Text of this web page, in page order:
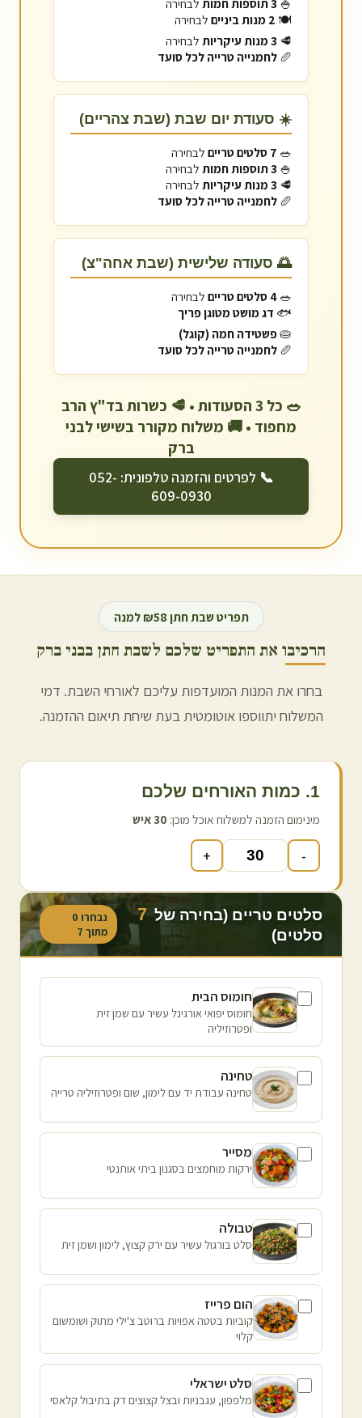
🍚 3 תוספות חמות
לבחירה
🍽️ 2 מנות ביניים
לבחירה
🥩 3 מנות עיקריות
לבחירה
🥖 לחמנייה טרייה לכל סועד
☀️ סעודת יום שבת (שבת צהריים)
🥗 7 סלטים טריים
לבחירה
🍚 3 תוספות חמות
לבחירה
🥩 3 מנות עיקריות
לבחירה
🥖 לחמנייה טרייה לכל סועד
🌅 סעודה שלישית (שבת אחה"צ)
🥗 4 סלטים טריים
לבחירה
🐟 דג מושט מטוגן פריך
🥧פשטידה חמה (קוגל)
🥖 לחמנייה טרייה לכל סועד
🥗 כל 3 הסעודות • 🥩 כשרות בד"ץ הרב
מחפוד • 🚚 משלוח מקורר בשישי לבני
ברק
📞 לפרטים והזמנה טלפונית: 052-
609-0930
תפריט שבת חתן ₪58 למנה
הרכיבו את התפריט שלכם לשבת חתן בבני ברק
בחרו את המנות המועדפות עליכם לאורחי השבת. דמי
המשלוח יתווספו אוטומטית בעת שיחת תיאום ההזמנה.
1. כמות האורחים שלכם
מינימום הזמנה למשלוח אוכל מוכן: 30איש
-
+
סלטים טריים (בחירה של 7
סלטים)
נבחרו 0
מתוך 7
חומוס הבית
חומוס יפואי אורגינל עשיר עם שמן זית
ופטרוזיליה
טחינה
טחינה עבודת יד עם לימון, שום ופטרוזיליה טרייה
מסייר
ירקות מוחמצים בסגנון ביתי אותנטי
טבולה
סלט בורגול עשיר עם ירק קצוץ, לימון ושמן זית
הום פרייז
קוביות בטטה אפויות ברוטב צ'ילי מתוק ושומשום
קלוי
סלט ישראלי
מלפפון, עגבניות ובצל קצוצים דק בתיבול קלאסי